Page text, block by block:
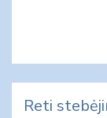
Reti